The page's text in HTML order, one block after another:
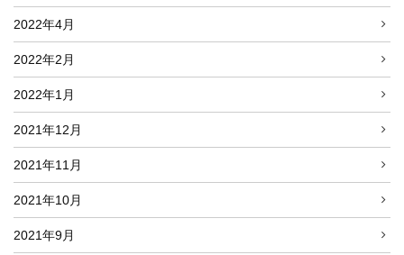
2022年4月
2022年2月
2022年1月
2021年12月
2021年11月
2021年10月
2021年9月